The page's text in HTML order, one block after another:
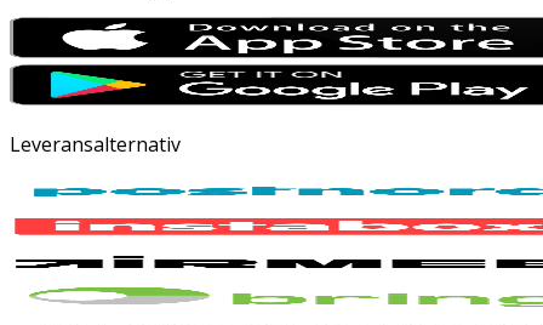
Leveransalternativ